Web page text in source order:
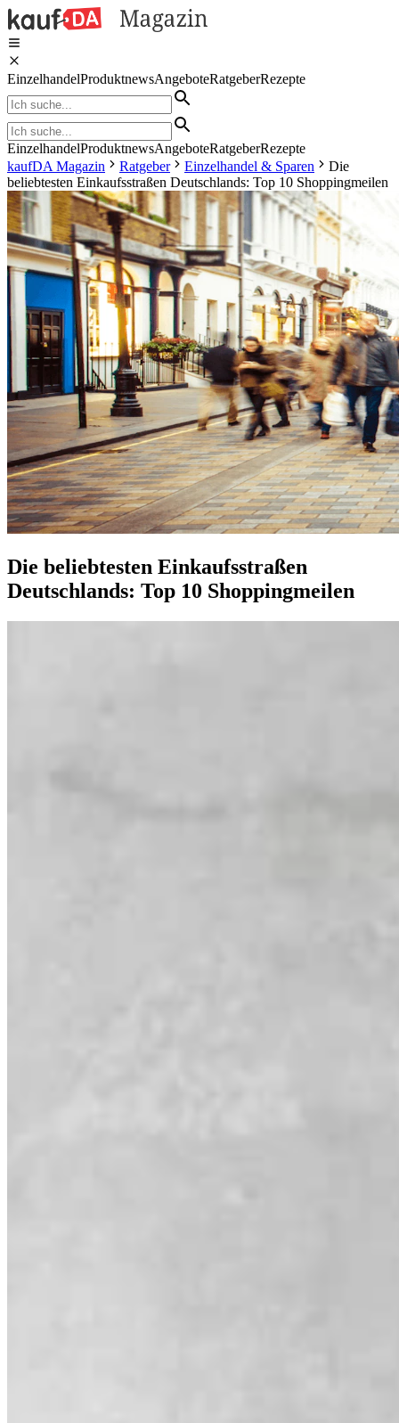
EinzelhandelProduktnewsAngeboteRatgeberRezepte
EinzelhandelProduktnewsAngeboteRatgeberRezepte
kaufDA Magazin
Ratgeber Einzelhandel & Sparen
Die
beliebtesten Einkaufsstraßen Deutschlands: Top 10 Shoppingmeilen
Die beliebtesten Einkaufsstraßen
Deutschlands: Top 10 Shoppingmeilen